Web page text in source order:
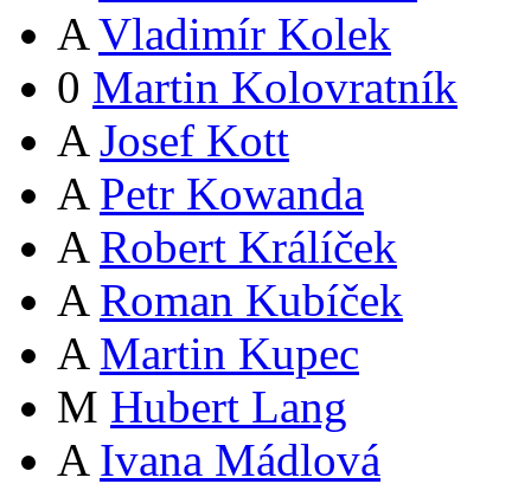
A Vladimír Kolek
0 Martin Kolovratník
A Josef Kott
A Petr Kowanda
A Robert Králíček
A Roman Kubíček
A Martin Kupec
M Hubert Lang
A Ivana Mádlová